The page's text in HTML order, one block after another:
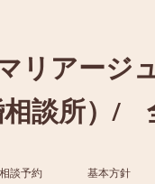
リアージ
談所）/
談予約 基本方針